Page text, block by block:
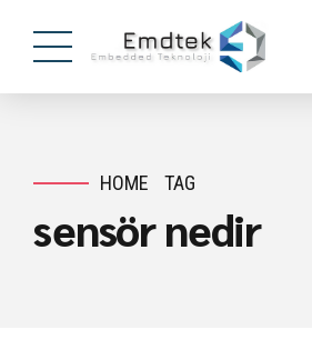
HOME TAG
sensör nedir